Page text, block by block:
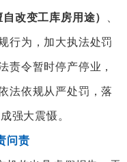
改变工库房用途）
行为，加大执法处罚
责令暂时停产停业，
法依规从严处罚，落
强大震慑。
问责